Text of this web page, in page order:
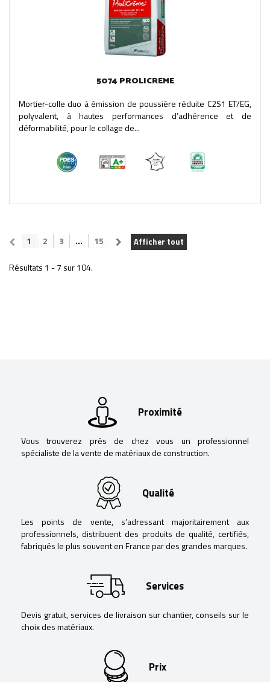
5074 PROLICREME
Mortier-colle duo à émission de poussière réduite C2S1 ET/EG,
polyvalent, à hautes performances d’adhérence et de
déformabilité, pour le collage de...
Afficher tout
1 2 3 ... 15
Résultats 1 - 7 sur 104.
Proximité
Vous trouverez près de chez vous un professionnel
spécialiste de la vente de matériaux de construction.
Qualité
Les points de vente, s’adressant majoritairement aux
professionnels, distribuent des produits de qualité, certifiés,
fabriqués le plus souvent en France par des grandes marques.
Services
Devis gratuit, services de livraison sur chantier, conseils sur le
choix des matériaux.
Prix